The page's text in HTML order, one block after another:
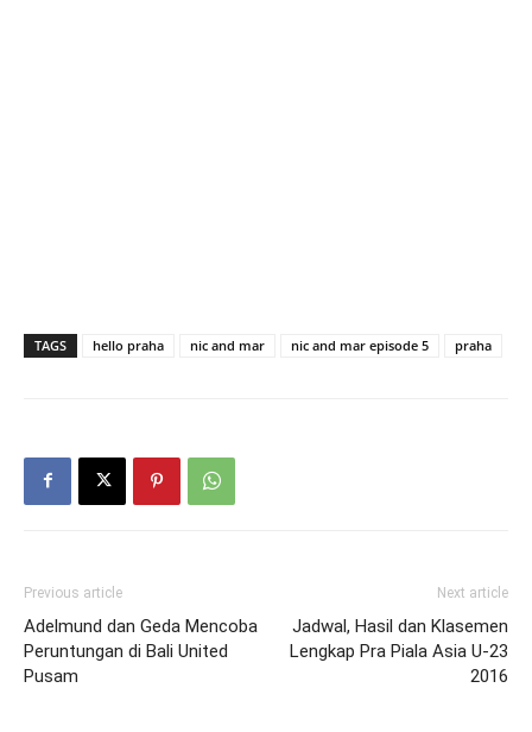
TAGS hello praha nic and mar nic and mar episode 5 praha
Previous article
Adelmund dan Geda Mencoba
Peruntungan di Bali United
Pusam
Next article
Jadwal, Hasil dan Klasemen
Lengkap Pra Piala Asia U-23
2016